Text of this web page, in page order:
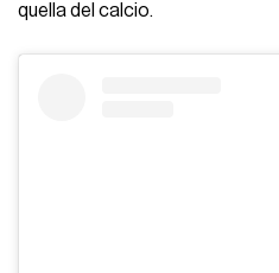
quella del calcio.